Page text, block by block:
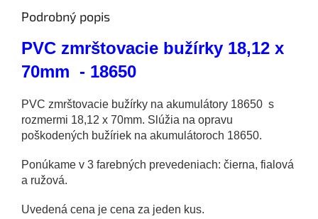
Podrobný popis
PVC zmrštovacie bužírky 18,12 x
70mm - 18650
PVC zmrštovacie bužírky na akumulátory 18650 s
rozmermi 18,12 x 70mm. Slúžia na opravu
poškodených bužíriek na akumulátoroch 18650.
Ponúkame v 3 farebných prevedeniach: čierna, fialová
a ružová.
Uvedená cena je cena za jeden kus.